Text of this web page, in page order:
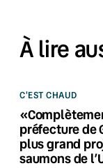
À lire
C'EST CHAUD
préfecture de
plus grand
saumons de